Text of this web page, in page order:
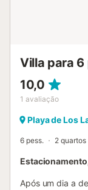
Villa para 6
10,0
1 avaliação
Playa de Los
6 pess. 2 quartos
Após um dia a